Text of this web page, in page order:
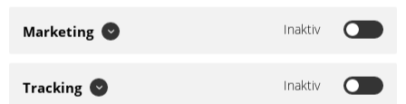
Marketing Inaktiv
Tracking Inaktiv